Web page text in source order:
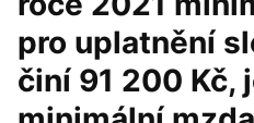
pro uplatnění
činí 91 200 Kč,